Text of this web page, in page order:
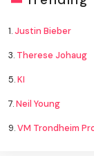
1.Justin Bieber
3. Therese Johaug
5.KI
7.Neil Young
9.VM Trondheim